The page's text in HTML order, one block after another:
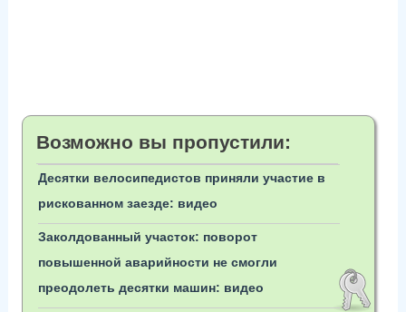
Возможно вы пропустили:
Десятки велосипедистов приняли участие в
рискованном заезде: видео
Заколдованный участок: поворот
повышенной аварийности не смогли
преодолеть десятки машин: видео